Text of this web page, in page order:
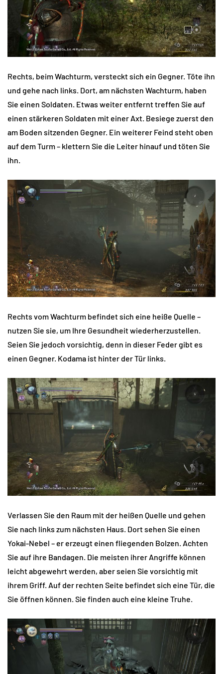
Rechts, beim Wachturm, versteckt sich ein Gegner. Töte ihn
und gehe nach links. Dort, am nächsten Wachturm, haben
Sie einen Soldaten. Etwas weiter entfernt treffen Sie auf
einen stärkeren Soldaten mit einer Axt. Besiege zuerst den
am Boden sitzenden Gegner. Ein weiterer Feind steht oben
auf dem Turm – klettern Sie die Leiter hinauf und töten Sie
ihn.
Rechts vom Wachturm befindet sich eine heiße Quelle –
nutzen Sie sie, um Ihre Gesundheit wiederherzustellen.
Seien Sie jedoch vorsichtig, denn in dieser Feder gibt es
einen Gegner. Kodama ist hinter der Tür links.
Verlassen Sie den Raum mit der heißen Quelle und gehen
Sie nach links zum nächsten Haus. Dort sehen Sie einen
Yokai-Nebel – er erzeugt einen fliegenden Bolzen. Achten
Sie auf ihre Bandagen. Die meisten ihrer Angriffe können
leicht abgewehrt werden, aber seien Sie vorsichtig mit
ihrem Griff. Auf der rechten Seite befindet sich eine Tür, die
Sie öffnen können. Sie finden auch eine kleine Truhe.